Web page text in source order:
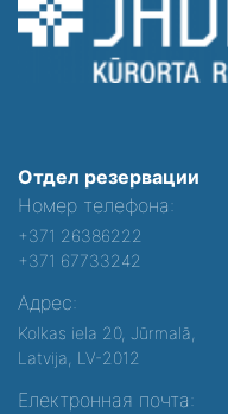
Отдел резервации
Номер телефона:
+371 26386222
+371 67733242
Адрес:
Kolkas iela 20, Jūrmalā,
Latvija, LV-2012
Електронная почта: